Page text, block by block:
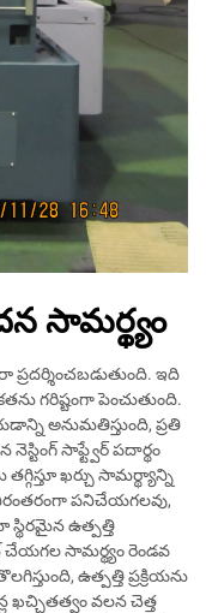
సామర్థ్యం
ఇది
గరిష్టంగా పెంచుతుంది.
అనుమతిస్తుంది, ప్రతి
సాఫ్ట్వేర్ పదార్థం
ఖర్చు సామర్థ్యాన్ని
నిరంతరంగా పనిచేయగలవు,
స్థిరమైన ఉత్పత్తి
చేయగల సామర్థ్యం రెండవ
ఉత్పత్తి ప్రక్రియను
ఖచ్చితత్వం వలన చెత్త